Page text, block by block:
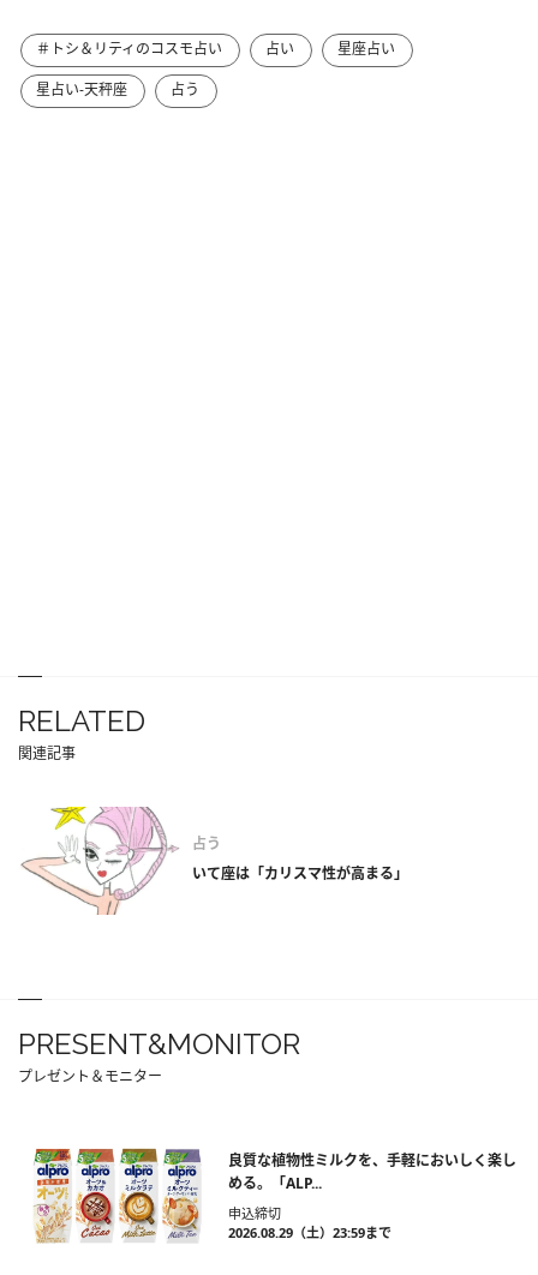
＃トシ＆リティのコスモ占い 占い
星座占い
星占い-天秤座
占う
RELATED
関連記事
占う
いて座は「カリスマ性が高まる」
PRESENT&MONITOR
プレゼント＆モニター
良質な植物性ミルクを、手軽においしく楽し
める。「ALP...
申込締切
2026.08.29（土）23:59まで